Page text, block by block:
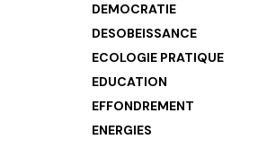
DEMOCRATIE
DESOBEISSANCE
ECOLOGIE PRATIQUE
EDUCATION
EFFONDREMENT
ENERGIES